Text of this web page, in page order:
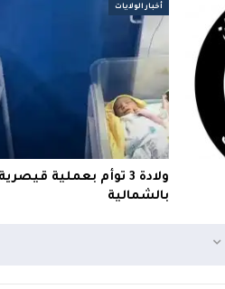
أخبار الولايات
ولادة 3 توأم بعملية
بالشمالية